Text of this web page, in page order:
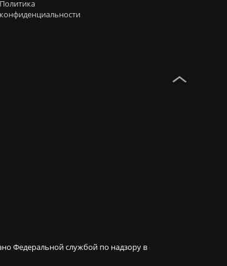
Политика
конфиденциальности
Федеральной службой по надзору в